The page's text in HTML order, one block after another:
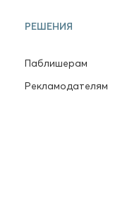
РЕШЕНИЯ
Паблишерам
Рекламодателям